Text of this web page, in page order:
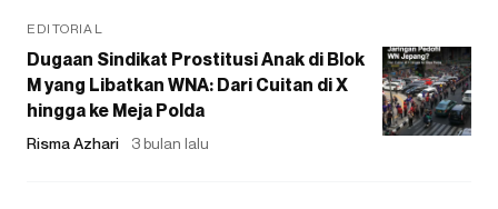
EDITORIAL
Dugaan Sindikat Prostitusi Anak di Blok
M yang Libatkan WNA: Dari Cuitan di X
hingga ke Meja Polda
Risma Azhari 3 bulan lalu